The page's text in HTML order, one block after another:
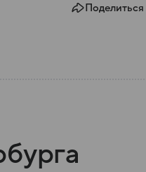
Поделиться